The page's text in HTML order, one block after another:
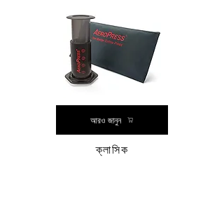
আরও জানুন
ক্লাসিক